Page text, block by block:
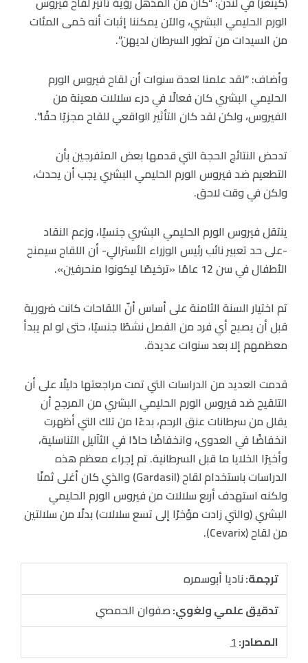
الورم الحليمي البشري، والآن يمكننا إثبات أنه حَمى المئات
من السيدات من تطور السرطان لديهن”.
وأضاف: “لقد علمنا لعدة سنوات أن لقاح فيروس الورم
الحليمي البشري كان فعالًا في درء سلالات معينة من
الفيروس، ولكن لقد كان التأثير الواقعي للقاح مجزيًا حقًا”.
تدحض النتائج الحجة التي قدمها بعض المتفرجين بأن
التطعيم ضد فيروس الورم الحليمي البشري يجب أن يحدث،
ولكن في وقت لاحق.
ينتقل فيروس الورم الحليمي البشري جنسيًا، وزعم النقاد
-على حد تعبير نائب رئيس الوزراء الأسترالي- أن اللقاح سيمنح
الأطفال في سن 12 عامًا «ترخيصًا ليكونوا منحرفين».
تم اختيار السنة الثامنة على أساس أنّ اللقاحات كانت ضرورية
قبل أن يصبح أي فرد من الفصل نشطًا جنسيًا، حتى لو لم يبدأ
معظمهم إلا بعد سنوات عديدة.
قدمت العديد من الدراسات التي تمت مراجعتها دليلًا على أن
التلقيح ضد فيروس الورم الحليمي البشري من المرجح أن
يقلل من سرطانات عنق الرحم، بدءًا من تلك التي أظهرت
انخفاضًا في العدوى، وانخفاضًا حادًا في الثآليل التناسلية،
وأخيرًا الخلايا ما قبل السرطانية. تم إجراء معظم هذه
الدراسات باستخدام لقاح (Gardasil) والذي كان أغلى ثمنًا
ولكنه استهدف أربع سلالات من فيروس الورم الحليمي
البشري (والتي زادت مؤخرًا إلى تسع سلالات) بدلًا من سلالتين
من لقاح (Cevarix).
ترجمة:ناديا أبوسمره
تدقيق علمي ولغوي:صفوان الحمصي
المصادر:1